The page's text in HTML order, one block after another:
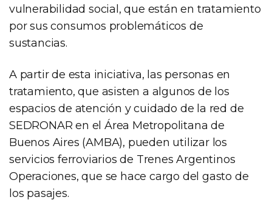
vulnerabilidad social, que están en tratamiento
por sus consumos problemáticos de
sustancias.
A partir de esta iniciativa, las personas en
tratamiento, que asisten a algunos de los
espacios de atención y cuidado de la red de
SEDRONAR en el Área Metropolitana de
Buenos Aires (AMBA), pueden utilizar los
servicios ferroviarios de Trenes Argentinos
Operaciones, que se hace cargo del gasto de
los pasajes.